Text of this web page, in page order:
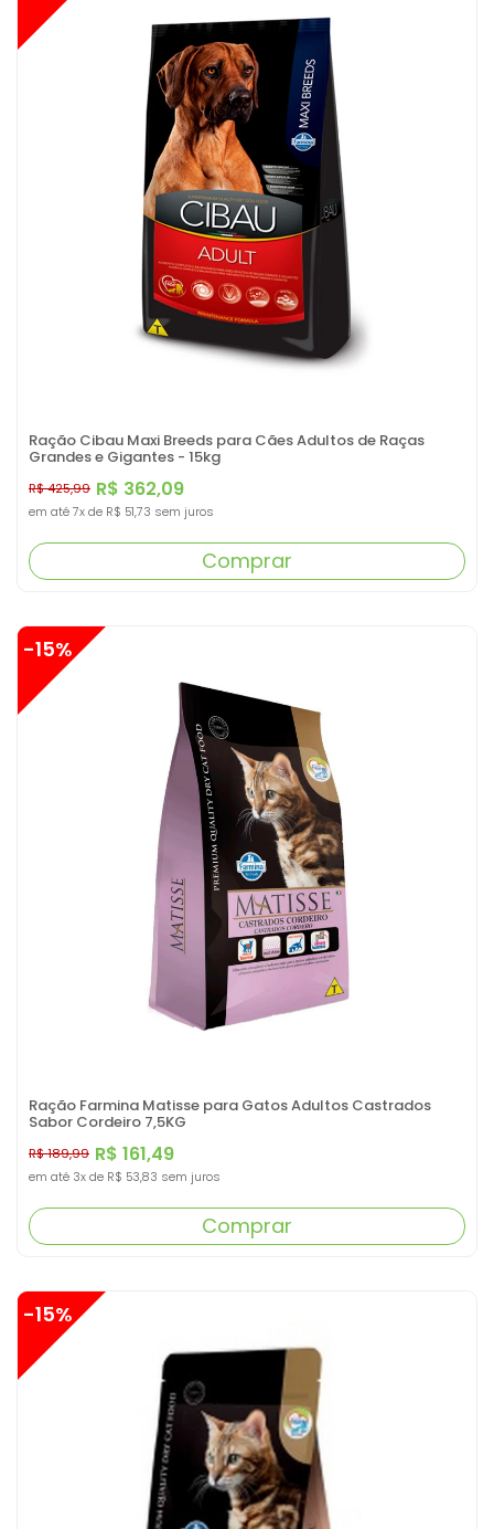
Ração Cibau Maxi Breeds para Cães Adultos de Raças
Grandes e Gigantes - 15kg
R$ 362,09
R$ 425,99
em até 7x de R$ 51,73 sem juros
Comprar
Ração Farmina Matisse para Gatos Adultos Castrados
Sabor Cordeiro 7,5KG
R$ 161,49
R$ 189,99
-15%
em até 3x de R$ 53,83 sem juros
Comprar
-15%